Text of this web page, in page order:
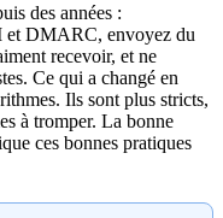
des années :
et DMARC, envoyez du
recevoir, et ne
Ce qui a changé en
Ils sont plus stricts,
à tromper. La bonne
ces bonnes pratiques